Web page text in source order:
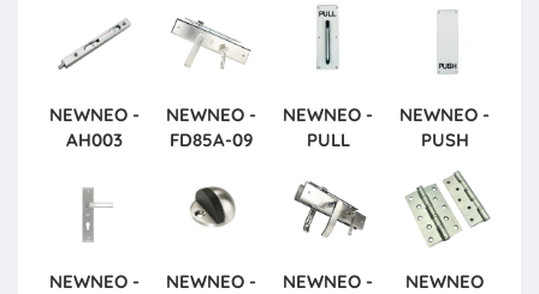
NEWNEO -
AH003
NEWNEO -
FD85A-09
NEWNEO -
PULL
NEWNEO -
PUSH
NEWNEO -
NEWNEO -
NEWNEO -
NEWNEO